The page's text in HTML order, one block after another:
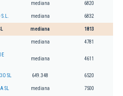
mediana 6820
mediana 6832
mediana 1813
mediana 4781
mediana 4611
SL 649.348 6520
SL mediana 7500